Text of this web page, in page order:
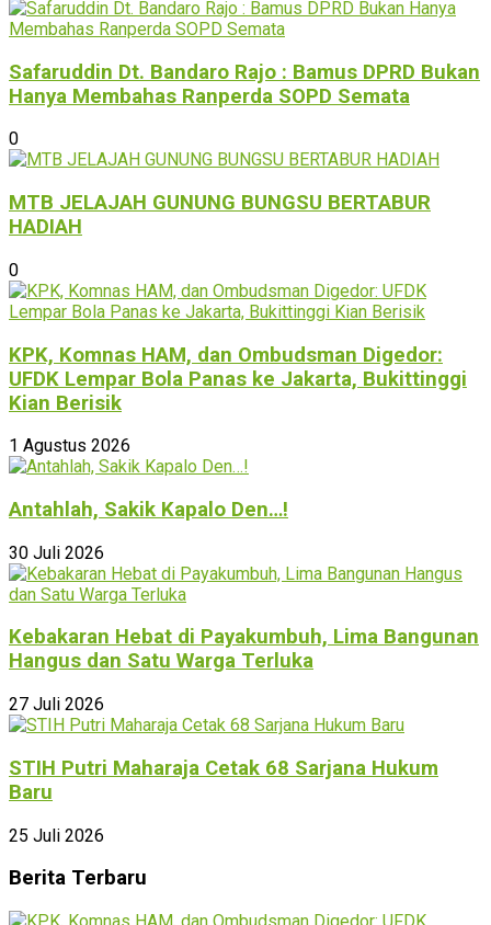
Safaruddin Dt. Bandaro Rajo : Bamus DPRD Bukan
Hanya Membahas Ranperda SOPD Semata
0
MTB JELAJAH GUNUNG BUNGSU BERTABUR
HADIAH
0
KPK, Komnas HAM, dan Ombudsman Digedor:
UFDK Lempar Bola Panas ke Jakarta, Bukittinggi
Kian Berisik
1 Agustus 2026
Antahlah, Sakik Kapalo Den…!
30 Juli 2026
Kebakaran Hebat di Payakumbuh, Lima Bangunan
Hangus dan Satu Warga Terluka
27 Juli 2026
STIH Putri Maharaja Cetak 68 Sarjana Hukum
Baru
25 Juli 2026
Berita Terbaru